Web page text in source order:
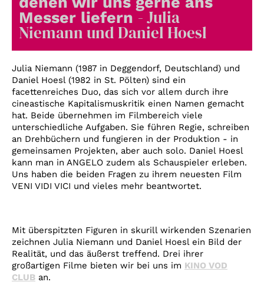
Account
Suche
Messer liefern - Julia
Niemann und Daniel Hoesl
Julia Niemann (1987 in Deggendorf, Deutschland) und
Daniel Hoesl (1982 in St. Pölten) sind ein
facettenreiches Duo, das sich vor allem durch ihre
cineastische Kapitalismuskritik einen Namen gemacht
hat. Beide übernehmen im Filmbereich viele
unterschiedliche Aufgaben. Sie führen Regie, schreiben
an Drehbüchern und fungieren in der Produktion - in
gemeinsamen Projekten, aber auch solo. Daniel Hoesl
kann man in ANGELO zudem als Schauspieler erleben.
Uns haben die beiden Fragen zu ihrem neuesten Film
VENI VIDI VICI und vieles mehr beantwortet.
Mit überspitzten Figuren in skurill wirkenden Szenarien
zeichnen Julia Niemann und Daniel Hoesl ein Bild der
Realität, und das äußerst treffend. Drei ihrer
großartigen Filme bieten wir bei uns im KINO VOD
CLUB an.